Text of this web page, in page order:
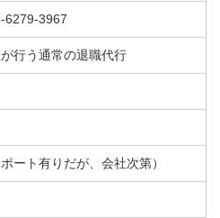
6279-3967
行う通常の退職代行
ート有りだが、会社次第）